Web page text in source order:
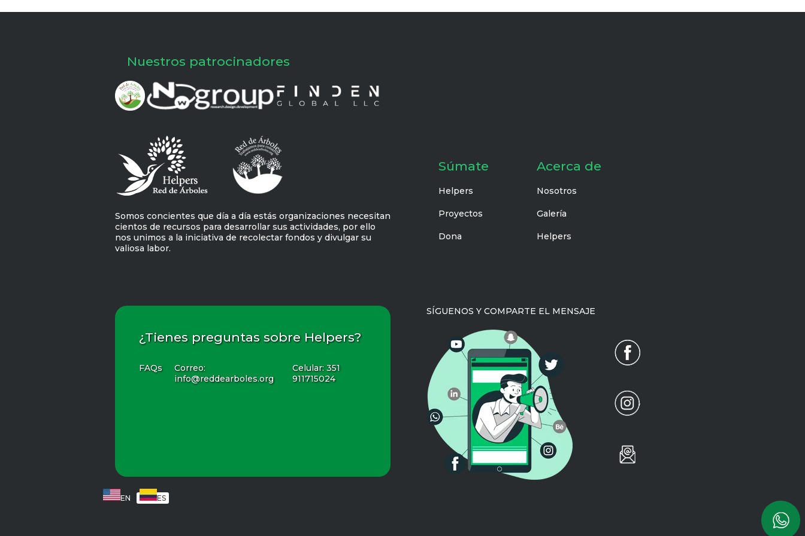
Nuestros patrocinadores
Somos concientes que día a día estás organizaciones necesitan
cientos de recursos para desarrollar sus actividades, por ello
nos unimos a la iniciativa de recolectar fondos y divulgar su
valiosa labor.
¿Tienes preguntas sobre Helpers?
FAQs
Correo:
info@reddearboles.org
Celular: 351
911715024
Súmate
Helpers
Proyectos
Dona
Acerca de
Nosotros
Galería
Helpers
SÍGUENOS Y COMPARTE EL MENSAJE
EN ES